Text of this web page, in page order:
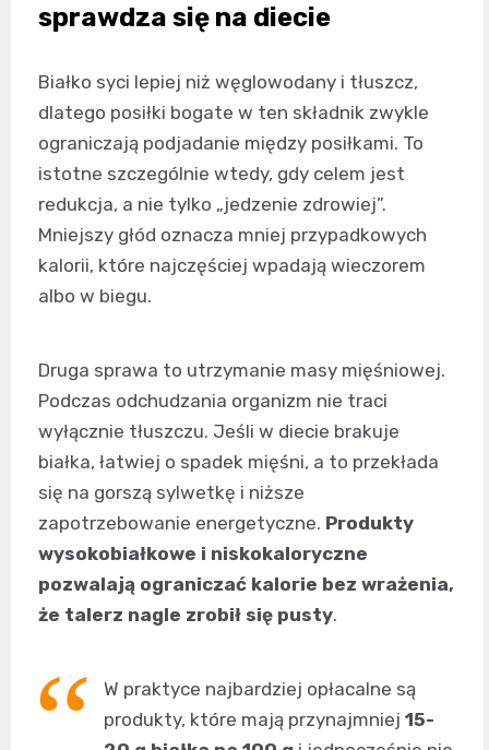
sprawdza się na diecie
Białko syci lepiej niż węglowodany i tłuszcz,
dlatego posiłki bogate w ten składnik zwykle
ograniczają podjadanie między posiłkami. To
istotne szczególnie wtedy, gdy celem jest
redukcja, a nie tylko „jedzenie zdrowiej”.
Mniejszy głód oznacza mniej przypadkowych
kalorii, które najczęściej wpadają wieczorem
albo w biegu.
Druga sprawa to utrzymanie masy mięśniowej.
Podczas odchudzania organizm nie traci
wyłącznie tłuszczu. Jeśli w diecie brakuje
białka, łatwiej o spadek mięśni, a to przekłada
się na gorszą sylwetkę i niższe
zapotrzebowanie energetyczne. Produkty
wysokobiałkowe i niskokaloryczne
pozwalają ograniczać kalorie bez wrażenia,
że talerz nagle zrobił się pusty.
W praktyce najbardziej opłacalne są
produkty, które mają przynajmniej 15-